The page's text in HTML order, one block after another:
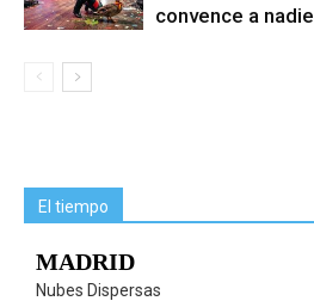
convence a nadie
El tiempo
MADRID
Nubes Dispersas